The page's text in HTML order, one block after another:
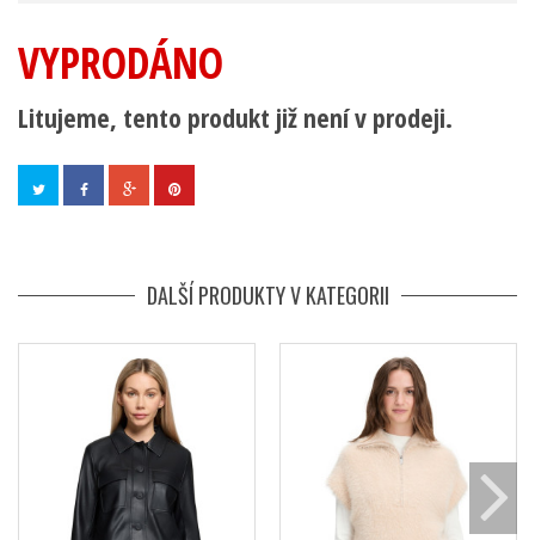
VYPRODÁNO
Litujeme, tento produkt již není v prodeji.
DALŠÍ PRODUKTY V KATEGORII